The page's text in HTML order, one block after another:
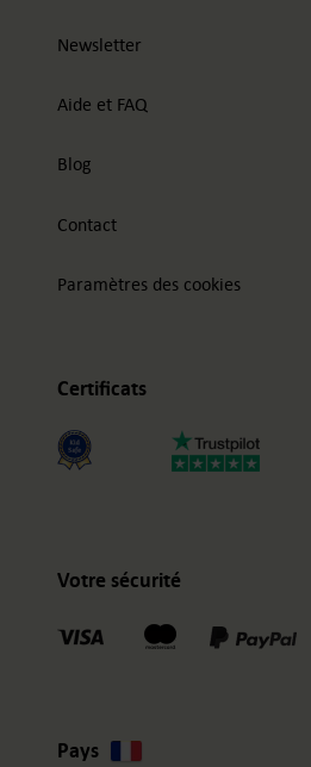
Newsletter
Aide et FAQ
Blog
Contact
Paramètres des cookies
Certificats
Votre sécurité
Pays